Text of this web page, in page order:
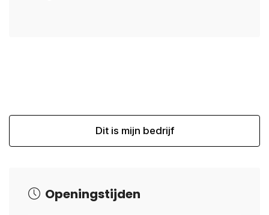
Dit is mijn bedrijf
Openingstijden